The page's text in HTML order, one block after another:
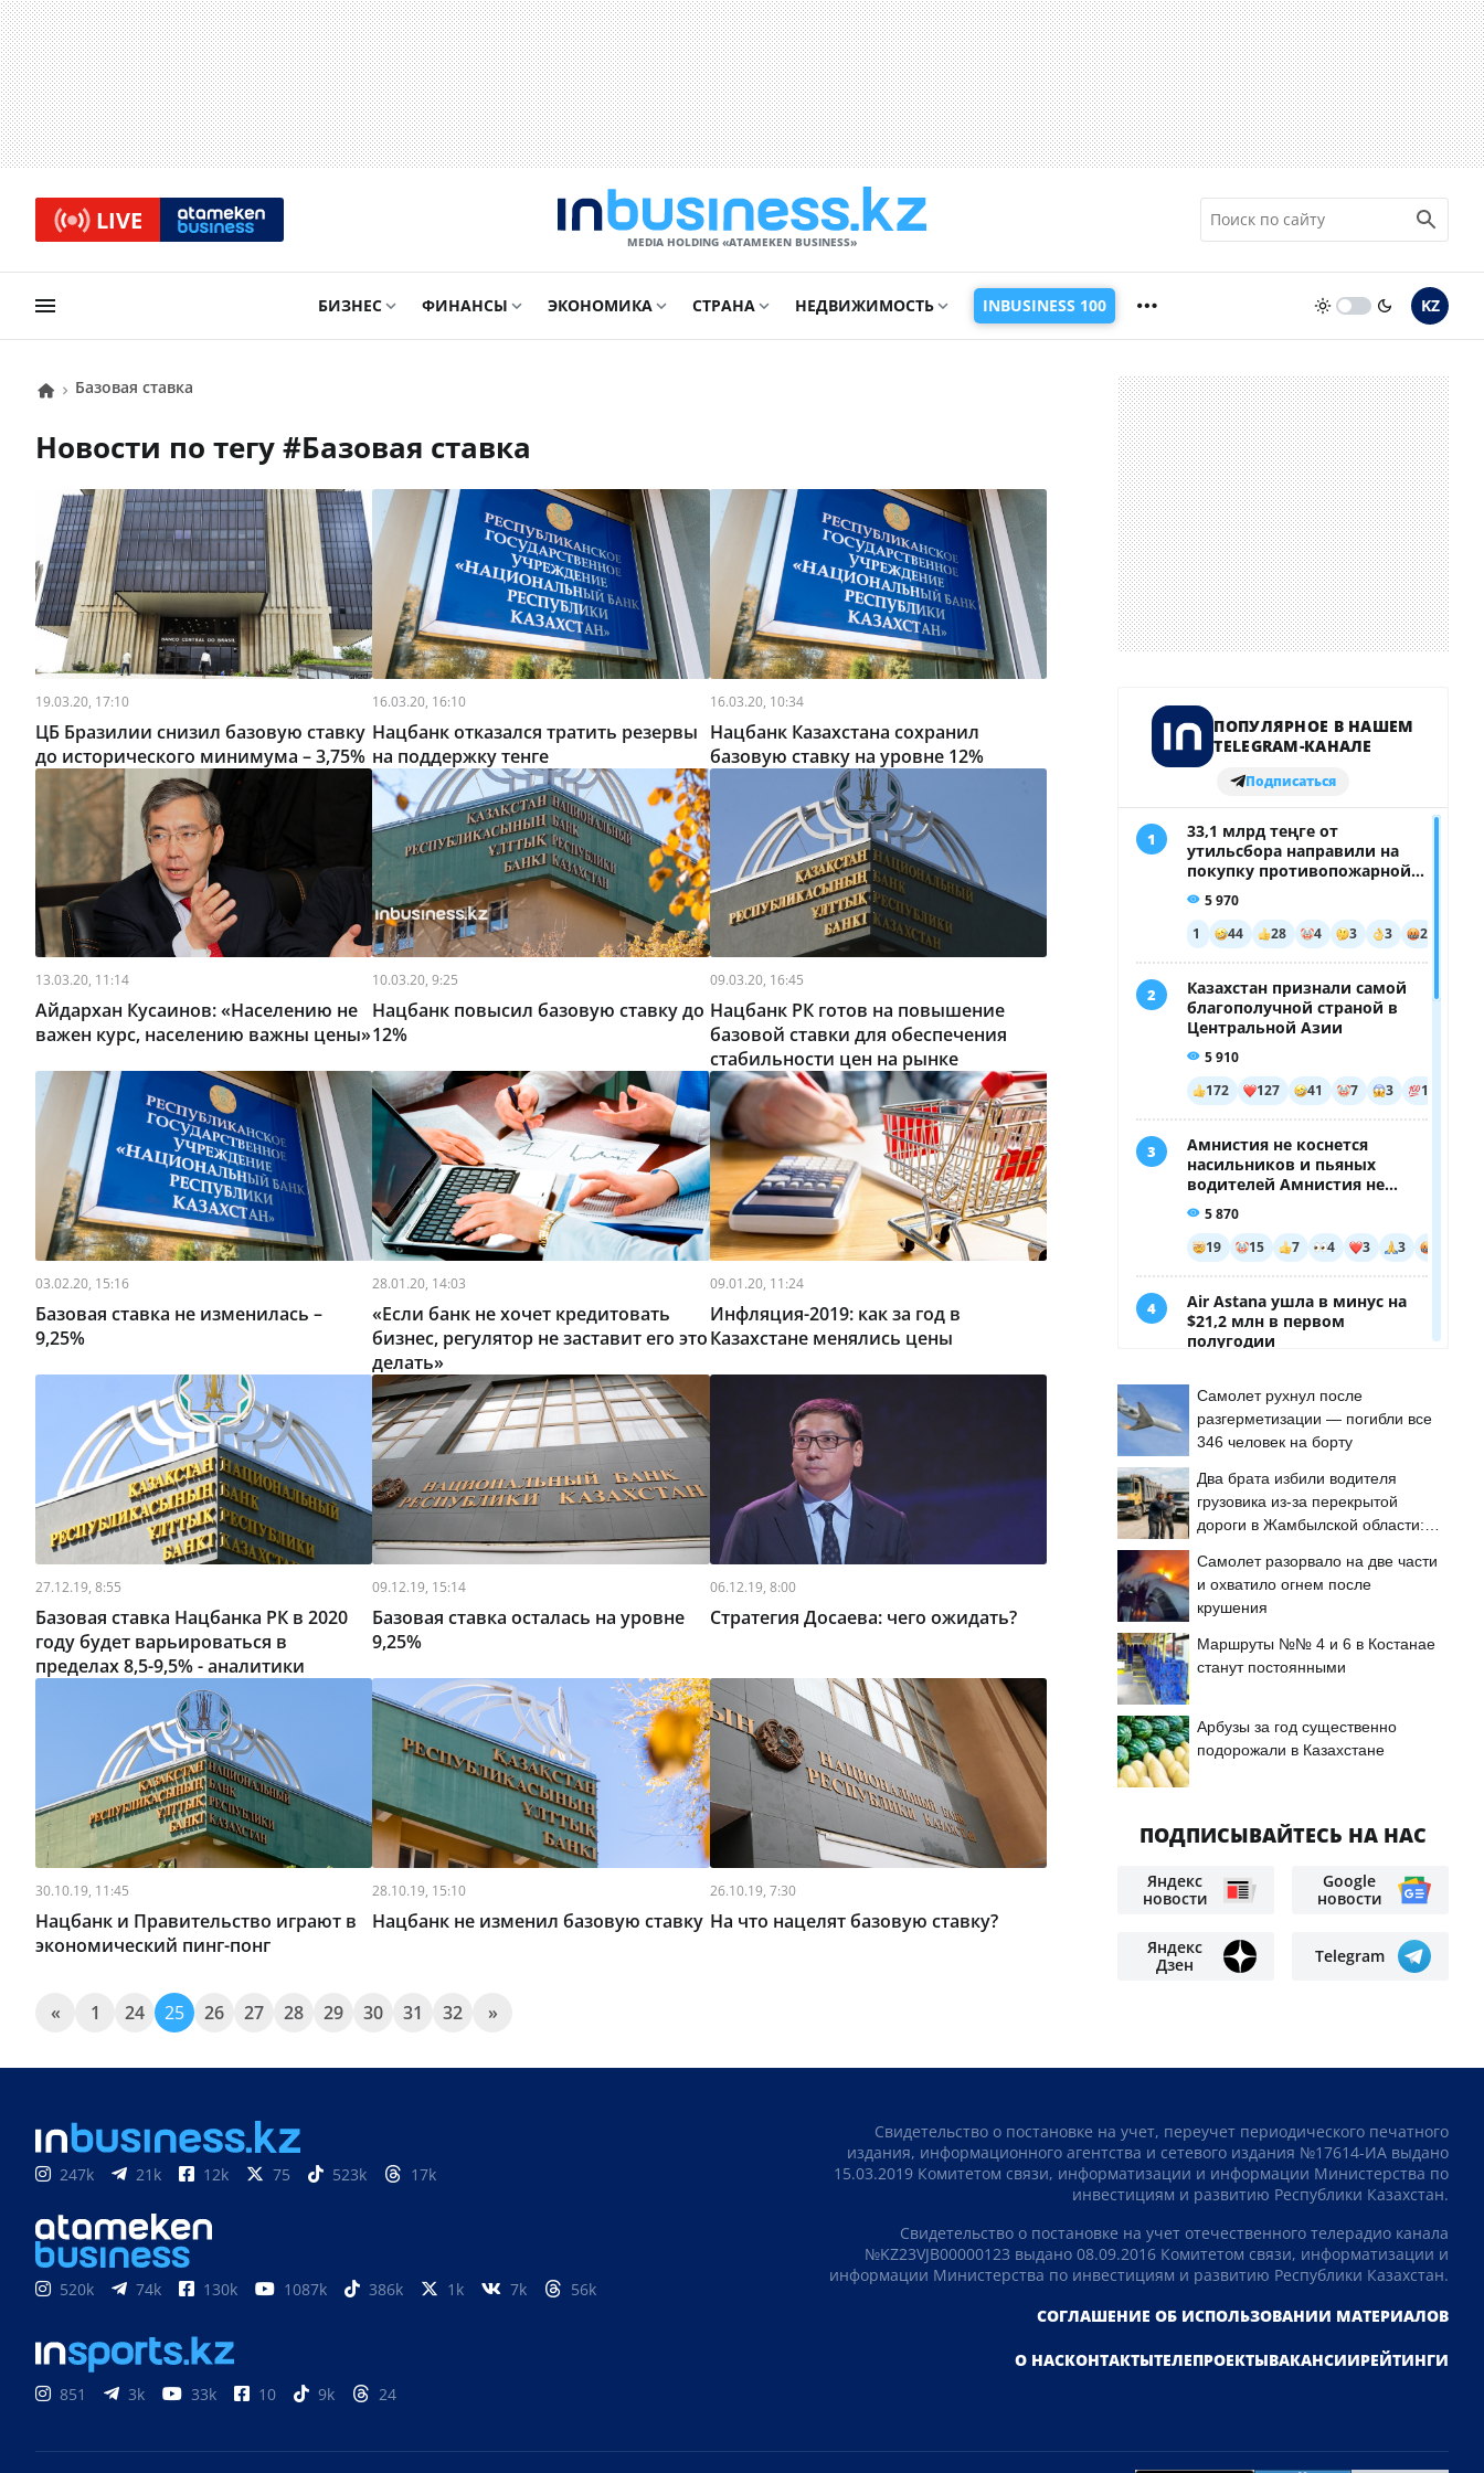
LIVE
MEDIA HOLDING «ATAMEKЕN BUSINESS»
БИЗНЕС ФИНАНСЫ ЭКОНОМИКА СТРАНА НЕДВИЖИМОСТЬ INBUSINESS 100 KZ
базовая ставка
Новости по тегу # базовая ставка
19.03.20, 17:10
ЦБ Бразилии снизил базовую ставку
до исторического минимума – 3,75%
16.03.20, 16:10
Нацбанк отказался тратить резервы
на поддержку тенге
16.03.20, 10:34
Нацбанк Казахстана сохранил
базовую ставку на уровне 12%
13.03.20, 11:14
Айдархан Кусаинов: «Населению не
важен курс, населению важны цены»
10.03.20, 9:25
Нацбанк повысил базовую ставку до
12%
09.03.20, 16:45
Нацбанк РК готов на повышение
базовой ставки для обеспечения
стабильности цен на рынке
03.02.20, 15:16
Базовая ставка не изменилась –
9,25%
28.01.20, 14:03
«Если банк не хочет кредитовать
бизнес, регулятор не заставит его это
делать»
09.01.20, 11:24
Инфляция-2019: как за год в
Казахстане менялись цены
27.12.19, 8:55
Базовая ставка Нацбанка РК в 2020
году будет варьироваться в
пределах 8,5-9,5% - аналитики
09.12.19, 15:14
Базовая ставка осталась на уровне
9,25%
06.12.19, 8:00
Стратегия Досаева: чего ожидать?
30.10.19, 11:45
Нацбанк и Правительство играют в
экономический пинг-понг
28.10.19, 15:10
Нацбанк не изменил базовую ставку
26.10.19, 7:30
На что нацелят базовую ставку?
« 1 24 25 26 27 28 29 30 31 32 »
Самолет рухнул после
разгерметизации — погибли все
346 человек на борту
Два брата избили водителя
грузовика из-за перекрытой
дороги в Жамбылской области:
Самолет разорвало на две части
и охватило огнем после
крушения
Маршруты №№ 4 и 6 в Костанае
станут постоянными
Арбузы за год существенно
подорожали в Казахстане
ПОДПИСЫВАЙТЕСЬ НА НАС
Яндекс
новости
Google
новости
Яндекс
Дзен
Telegram
247k 21k 12k 75 523k 17k
520k 74k 130k 1087k 386k 1k 7k 56k
851 3k 33k 10 9k 24
Свидетельство о постановке на учет, переучет периодического печатного
издания, информационного агентства и сетевого издания №17614-ИА выдано
15.03.2019 Комитетом связи, информатизации и информации Министерства по
инвестициям и развитию Республики Казахстан.
Свидетельство о постановке на учет отечественного телерадио канала
№KZ23VJB00000123 выдано 08.09.2016 Комитетом связи, информатизации и
информации Министерства по инвестициям и развитию Республики Казахстан.
СОГЛАШЕНИЕ ОБ ИСПОЛЬЗОВАНИИ МАТЕРИАЛОВ
О НАСКОНТАКТЫТЕЛЕПРОЕКТЫВАКАНСИИРЕЙТИНГИ